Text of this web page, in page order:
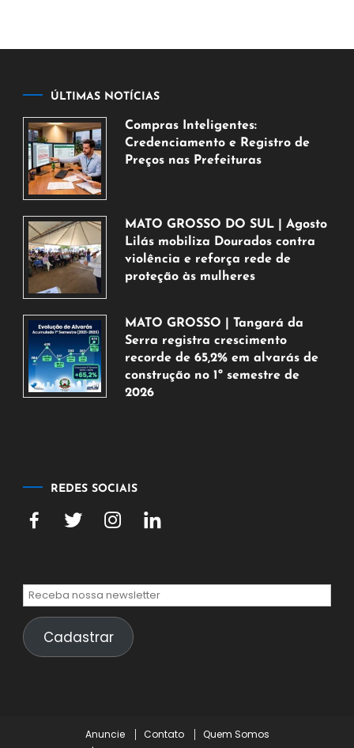
ÚLTIMAS NOTÍCIAS
Compras Inteligentes:
Credenciamento e Registro de
Preços nas Prefeituras
agosto
de
2026
MATO GROSSO DO SUL | Agosto
Lilás mobiliza Dourados contra
violência e reforça rede de
proteção às mulheres
de
agosto
de
2026
MATO GROSSO | Tangará da
Serra registra crescimento
recorde de 65,2% em alvarás de
construção no 1º semestre de
2026
2026
REDES SOCIAIS
Cadastrar
Anuncie Contato Quem Somos